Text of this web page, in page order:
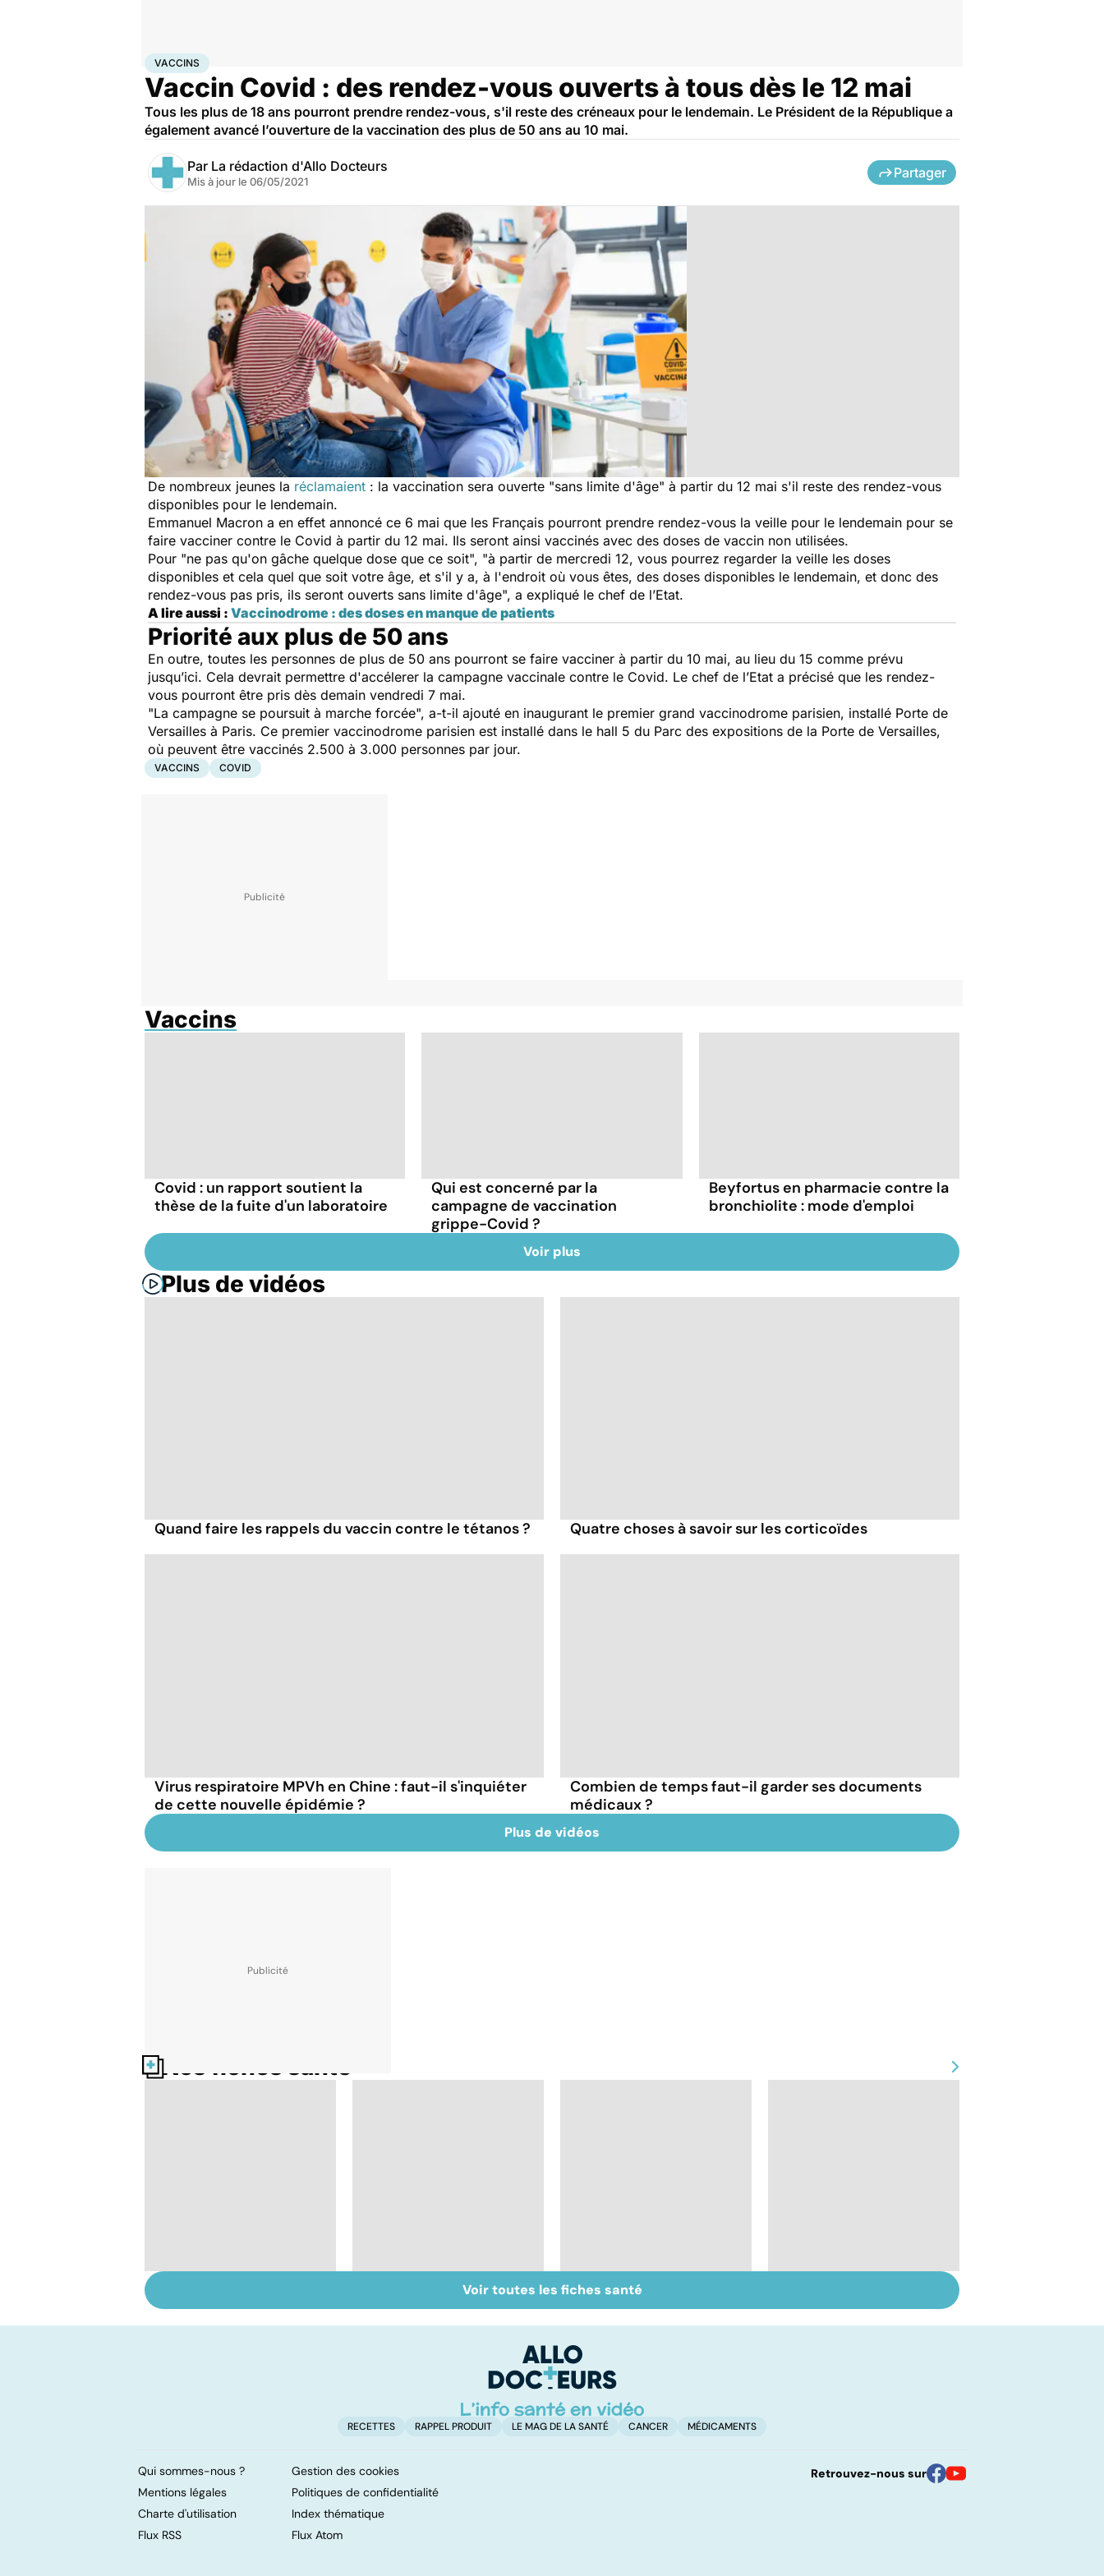
AccueilSanté Médicaments
VACCINS
Vaccin Covid : des rendez-vous ouverts à tous dès le 12 mai
Tous les plus de 18 ans pourront prendre rendez-vous, s'il reste des créneaux pour le lendemain. Le Président de la République a
également avancé l’ouverture de la vaccination des plus de 50 ans au 10 mai.
Par La rédaction d'Allo Docteurs
Mis à jour le 06/05/2021
Partager
De nombreux jeunes la réclamaient : la vaccination sera ouverte "sans limite d'âge" à partir du 12 mai s'il reste des rendez-vous
disponibles pour le lendemain.
Emmanuel Macron a en effet annoncé ce 6 mai que les Français pourront prendre rendez-vous la veille pour le lendemain pour se
faire vacciner contre le Covid à partir du 12 mai. Ils seront ainsi vaccinés avec des doses de vaccin non utilisées.
Pour "ne pas qu'on gâche quelque dose que ce soit", "à partir de mercredi 12, vous pourrez regarder la veille les doses
disponibles et cela quel que soit votre âge, et s'il y a, à l'endroit où vous êtes, des doses disponibles le lendemain, et donc des
rendez-vous pas pris, ils seront ouverts sans limite d'âge", a expliqué le chef de l’Etat.
A lire aussi : Vaccinodrome : des doses en manque de patients
Priorité aux plus de 50 ans
En outre, toutes les personnes de plus de 50 ans pourront se faire vacciner à partir du 10 mai, au lieu du 15 comme prévu
jusqu’ici. Cela devrait permettre d'accélerer la campagne vaccinale contre le Covid. Le chef de l’Etat a précisé que les rendez-
vous pourront être pris dès demain vendredi 7 mai.
"La campagne se poursuit à marche forcée", a-t-il ajouté en inaugurant le premier grand vaccinodrome parisien, installé Porte de
Versailles à Paris. Ce premier vaccinodrome parisien est installé dans le hall 5 du Parc des expositions de la Porte de Versailles,
où peuvent être vaccinés 2.500 à 3.000 personnes par jour.
VACCINS COVID
Vaccins
Covid : un rapport soutient la
thèse de la fuite d'un laboratoire
Qui est concerné par la
campagne de vaccination
grippe-Covid ?
Beyfortus en pharmacie contre la
bronchiolite : mode d'emploi
Voir plus
Plus de vidéos
Quand faire les rappels du vaccin contre le tétanos ? Quatre choses à savoir sur les corticoïdes
Virus respiratoire MPVh en Chine : faut-il s'inquiéter
de cette nouvelle épidémie ?
Combien de temps faut-il garder ses documents
médicaux ?
Plus de vidéos
Nos fiches santé
infections
Covid-19 : tout savoir
sur la maladie
Tout savoir sur les
virus
vacances
Voir toutes les fiches santé
RECETTES RAPPEL PRODUIT LE MAG DE LA SANTÉ CANCER MÉDICAMENTS
Qui sommes-nous ?
Gestion des cookies
Mentions légales
Politiques de confidentialité
Charte d'utilisation
Index thématique
Flux RSS
Flux Atom
Retrouvez-nous sur